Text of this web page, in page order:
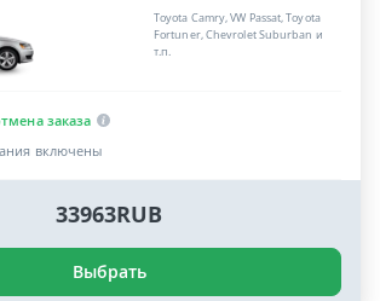
Toyota Camry, VW Passat, Toyota
Fortuner, Chevrolet Suburban и
т.п.
заказа
включены
33963RUB
Выбрать